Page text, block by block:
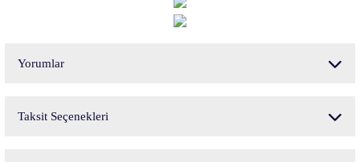
Yorumlar
Taksit Seçenekleri